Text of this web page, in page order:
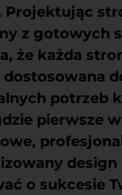
Projektując
z gotowych
że każda
dostosowana
potrzeb
pierwsze
design
o sukcesie